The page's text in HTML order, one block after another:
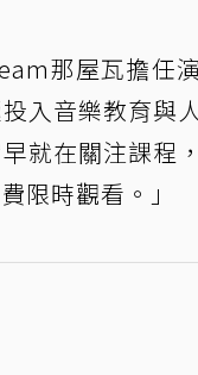
那屋瓦擔任
入音樂教育與
就在關注課程
限時觀看。」